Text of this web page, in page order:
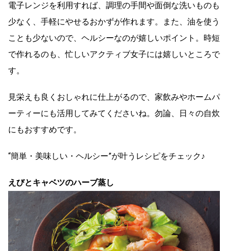
電子レンジを利用すれば、調理の手間や面倒な洗いものも
少なく、手軽にやせるおかずが作れます。また、油を使う
ことも少ないので、ヘルシーなのが嬉しいポイント。時短
で作れるのも、忙しいアクティブ女子には嬉しいところで
す。
見栄えも良くおしゃれに仕上がるので、家飲みやホームパ
ーティーにも活用してみてくださいね。勿論、日々の自炊
にもおすすめです。
“簡単・美味しい・ヘルシー”が叶うレシピをチェック♪
えびとキャベツのハーブ蒸し